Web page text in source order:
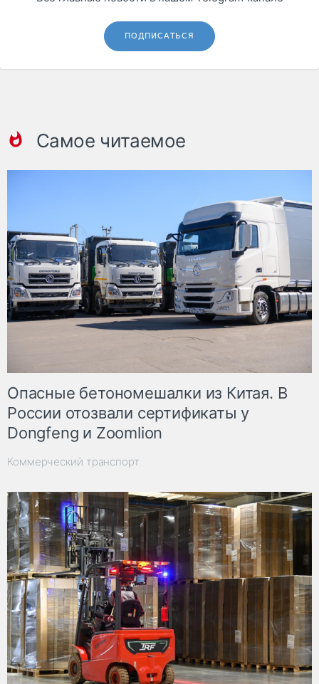
автохимия
ПОДПИСАТЬСЯ
Самое читаемое
Опасные бетономешалки из Китая. В
России отозвали сертификаты у
Dongfeng и Zoomlion
Коммерческий транспорт